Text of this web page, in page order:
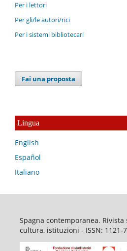
Per i lettori
Per gli/le autori/rici
Per i sistemi bibliotecari
Fai una proposta
Lingua
English
Español
Italiano
Spagna contemporanea.
cultura, istituzioni - ISSN: 1121-